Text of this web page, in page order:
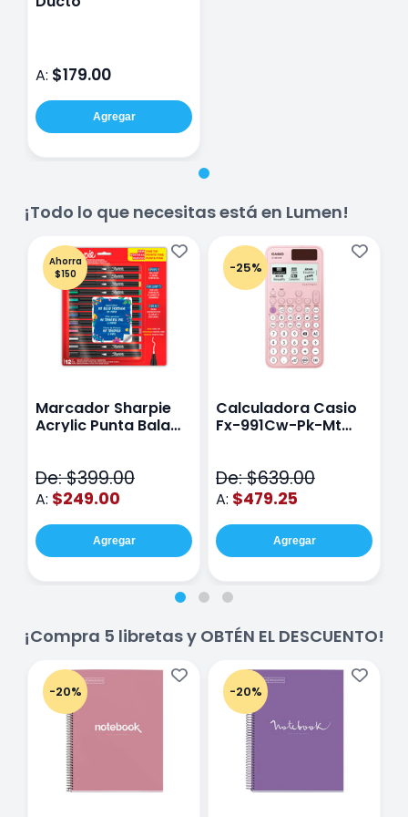
A: $179.00
Agregar
¡Todo lo que necesitas está en Lumen!
Ahorra
$150
Marcador Sharpie
Acrylic Punta Bala
De: $399.00
A: $249.00
Agregar
-25%
Calculadora Casio
Fx-991Cw-Pk-Mt
De: $639.00
A: $479.25
Agregar
¡Compra 5 libretas y OBTÉN EL DESCUENTO!
-20% -20%